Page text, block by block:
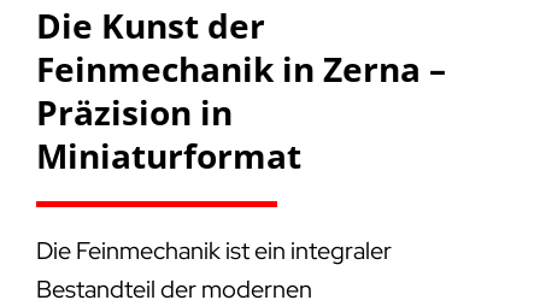
Die Kunst der
Feinmechanik in Zerna –
Präzision in
Miniaturformat
Die Feinmechanik ist ein integraler
Bestandteil der modernen